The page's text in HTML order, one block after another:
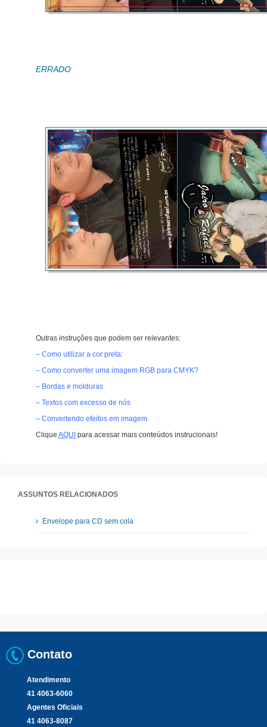
ERRADO
Outras instruções que podem ser relevantes:
– Como utilizar a cor preta:
– Como converter uma imagem RGB para CMYK?
– Bordas e molduras
– Textos com excesso de nós
– Convertendo efeitos em imagem
Clique AQUI para acessar mais conteúdos instrucionais!
ASSUNTOS RELACIONADOS
Envelope para CD sem cola
Contato
Atendimento
41 4063-6060
Agentes Oficiais
41 4063-8087